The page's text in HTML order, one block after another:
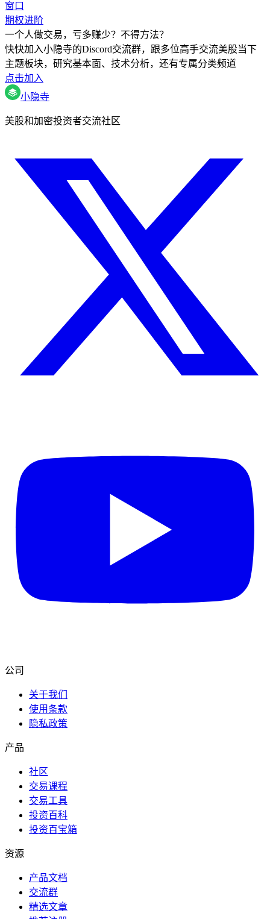
窗口
期权进阶
一个人做交易，亏多赚少？不得方法？
快快加入小隐寺的Discord交流群，跟多位高手交流美股当下
主题板块，研究基本面、技术分析，还有专属分类频道
点击加入
小隐寺
美股和加密投资者交流社区
公司
关于我们
使用条款
隐私政策
产品
社区
交易课程
交易工具
投资百科
投资百宝箱
资源
产品文档
交流群
精选文章